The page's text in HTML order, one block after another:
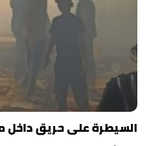
السيطرة على حريق